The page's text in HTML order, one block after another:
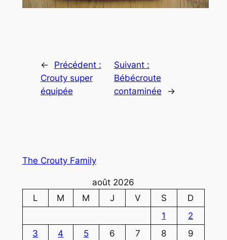
←
Précédent :
Crouty super
équipée
Suivant :
Bébécroute
contaminée
→
The Crouty Family
août 2026
L
M M J V S
D
1
2
3
4 5 6 7 8
9